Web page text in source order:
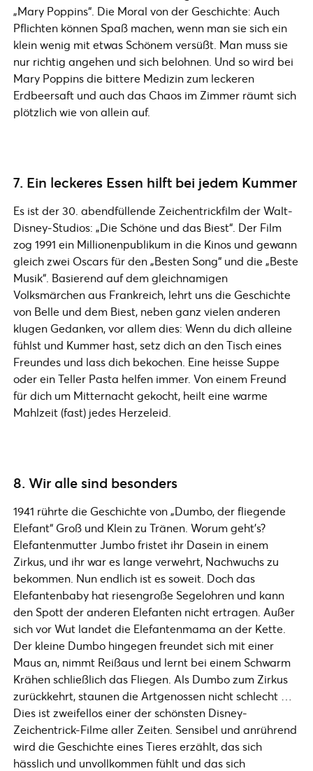
„Mary Poppins“. Die Moral von der Geschichte: Auch
Pflichten können Spaß machen, wenn man sie sich ein
klein wenig mit etwas Schönem versüßt. Man muss sie
nur richtig angehen und sich belohnen. Und so wird bei
Mary Poppins die bittere Medizin zum leckeren
Erdbeersaft und auch das Chaos im Zimmer räumt sich
plötzlich wie von allein auf.
7. Ein leckeres Essen hilft bei jedem Kummer
Es ist der 30. abendfüllende Zeichentrickfilm der Walt-
Disney-Studios: „Die Schöne und das Biest“. Der Film
zog 1991 ein Millionenpublikum in die Kinos und gewann
gleich zwei Oscars für den „Besten Song“ und die „Beste
Musik“. Basierend auf dem gleichnamigen
Volksmärchen aus Frankreich, lehrt uns die Geschichte
von Belle und dem Biest, neben ganz vielen anderen
klugen Gedanken, vor allem dies: Wenn du dich alleine
fühlst und Kummer hast, setz dich an den Tisch eines
Freundes und lass dich bekochen. Eine heisse Suppe
oder ein Teller Pasta helfen immer. Von einem Freund
für dich um Mitternacht gekocht, heilt eine warme
Mahlzeit (fast) jedes Herzeleid.
8. Wir alle sind besonders
1941 rührte die Geschichte von „Dumbo, der fliegende
Elefant“ Groß und Klein zu Tränen. Worum geht’s?
Elefantenmutter Jumbo fristet ihr Dasein in einem
Zirkus, und ihr war es lange verwehrt, Nachwuchs zu
bekommen. Nun endlich ist es soweit. Doch das
Elefantenbaby hat riesengroße Segelohren und kann
den Spott der anderen Elefanten nicht ertragen. Außer
sich vor Wut landet die Elefantenmama an der Kette.
Der kleine Dumbo hingegen freundet sich mit einer
Maus an, nimmt Reißaus und lernt bei einem Schwarm
Krähen schließlich das Fliegen. Als Dumbo zum Zirkus
zurückkehrt, staunen die Artgenossen nicht schlecht …
Dies ist zweifellos einer der schönsten Disney-
Zeichentrick-Filme aller Zeiten. Sensibel und anrührend
wird die Geschichte eines Tieres erzählt, das sich
hässlich und unvollkommen fühlt und das sich